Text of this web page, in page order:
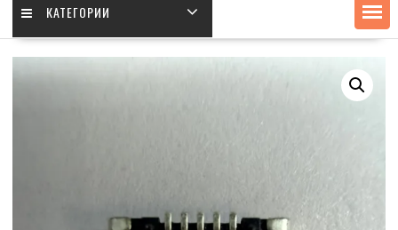
КАТЕГОРИИ